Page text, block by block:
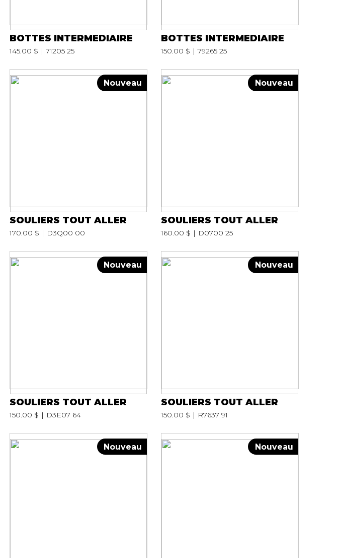
BOTTES INTERMEDIAIRE
145.00 $ 71205 25
BOTTES INTERMEDIAIRE
150.00 $ 79265 25
Nouveau
SOULIERS TOUT ALLER
170.00 $ D3Q00 00
Nouveau
SOULIERS TOUT ALLER
160.00 $ D0700 25
Nouveau
SOULIERS TOUT ALLER
150.00 $ D3E07 64
Nouveau
SOULIERS TOUT ALLER
150.00 $ R7637 91
Nouveau Nouveau